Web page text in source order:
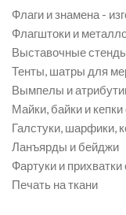
Флаги и знамена -
Флагштоки и
Выставочные
Тенты, шатры для
Вымпелы и
Майки, байки и
Галстуки, шарфики,
Ланъярды и бейджи
Фартуки и прихватки
Печать на ткани